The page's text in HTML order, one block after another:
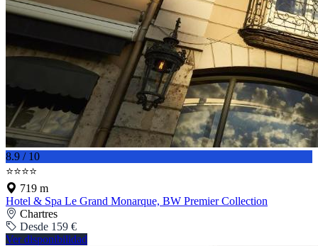
8.9 / 10
⭐⭐⭐⭐
719 m
Hotel & Spa Le Grand Monarque, BW Premier Collection
Chartres
Desde 159 €
Ver disponibilidad